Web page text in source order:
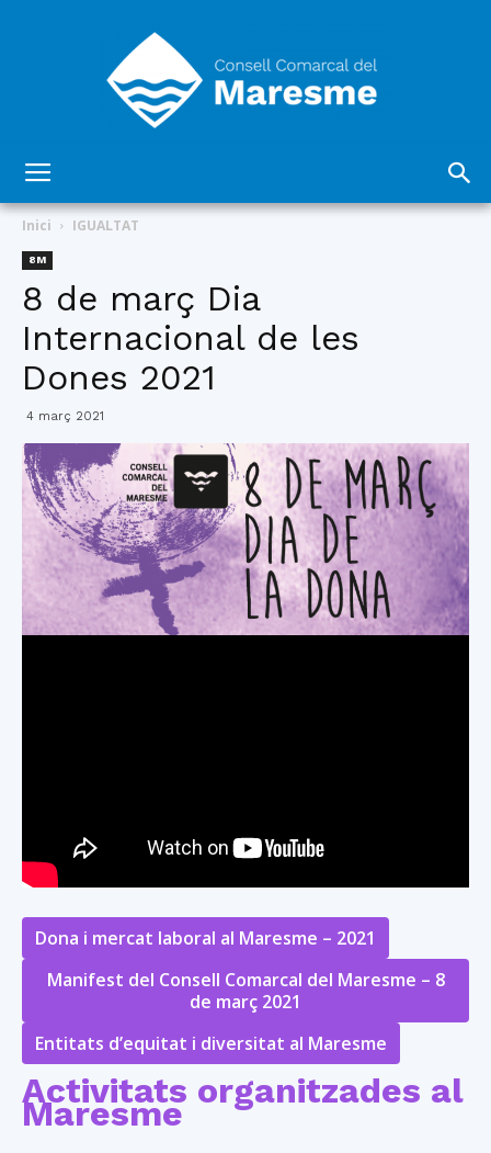
Comarcal
Maresme
Inici IGUALTAT
8M
8 de març Dia
Internacional de les
Dones 2021
4 març 2021
Dona i mercat laboral al Maresme – 2021
Manifest del Consell Comarcal del Maresme – 8
de març 2021
Entitats d’equitat i diversitat al Maresme
Activitats organitzades al
Maresme